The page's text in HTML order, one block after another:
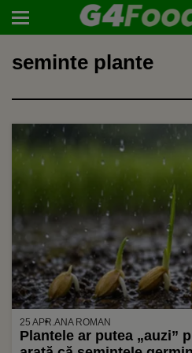
seminte plante
25 APR.ANA ROMAN
Plantele ar putea „auzi”